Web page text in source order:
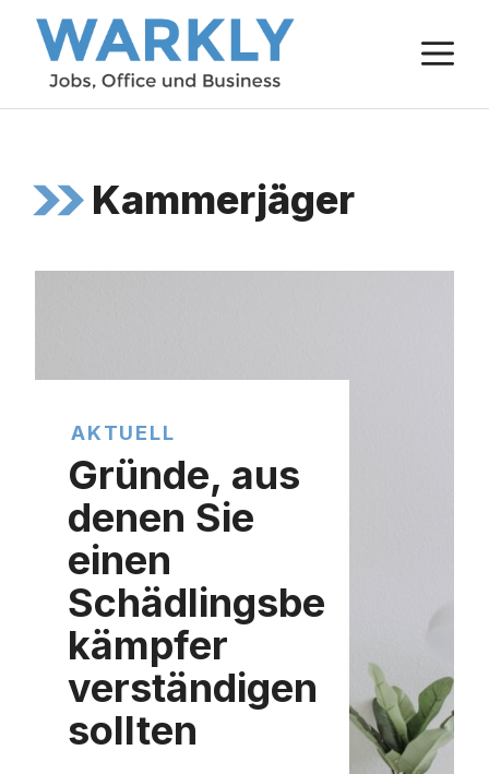
Zum
Inhalt
springen
Kammerjäger
AKTUELL
Gründe, aus
denen Sie
einen
Schädlingsbe
kämpfer
verständigen
sollten